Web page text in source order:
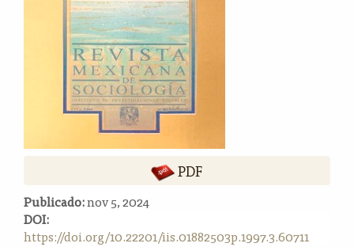
t
a
l
PDF
Publicado:nov 5, 2024
DOI:
https://doi.org/10.22201/iis.01882503p.1997.3.60711